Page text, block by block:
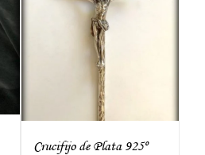
Crucifijo de Plata 925º